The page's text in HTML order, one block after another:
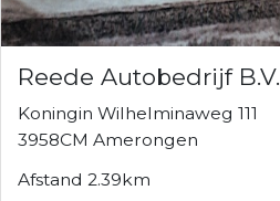
Reede Autobedrijf B.V.
Koningin Wilhelminaweg 111
3958CM Amerongen
Afstand 2.39km